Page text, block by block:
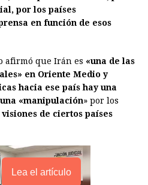
por los países
en función de esos
afirmó que Irán es «una de las
en Oriente Medio y
hacia ese país hay una
«manipulación» por los
de ciertos países
Lea el artículo